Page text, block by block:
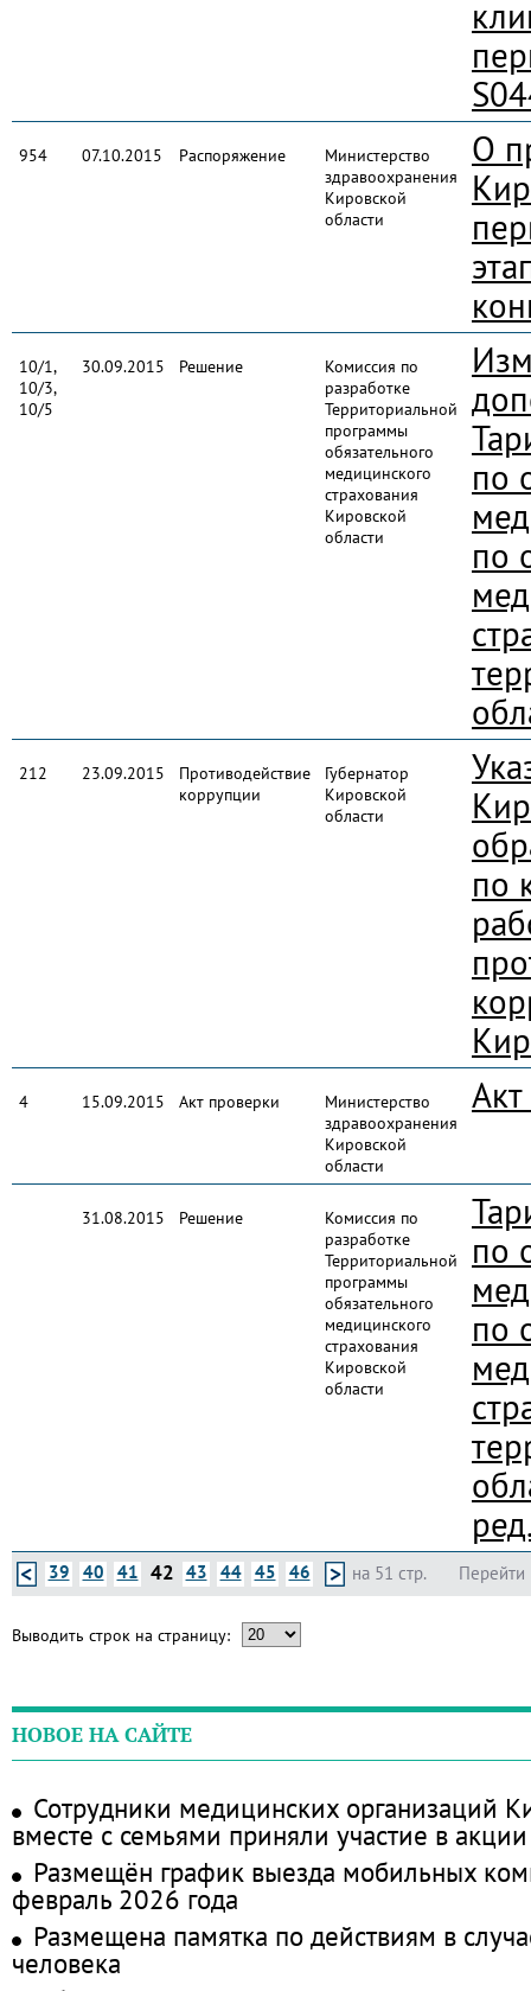
954 07.10.2015 Распоряжение
Министерство
здравоохранения
Кировской
области
О
10/1,
10/3,
10/5
30.09.2015 Решение
Комиссия по
разработке
Территориальной
программы
обязательного
медицинского
страхования
Кировской
области
по
по
212 23.09.2015
Противодействие
коррупции
Губернатор
Кировской
области
по
4 15.09.2015 Акт проверки
Министерство
здравоохранения
Кировской
области
31.08.2015 Решение
Комиссия по
разработке
Территориальной
программы
обязательного
медицинского
страхования
Кировской
области
по
по
Перейти
39 40 41 42 43 44 45 46 на 51 стр.
Выводить строк на страницу:
НОВОЕ НА САЙТЕ
Сотрудники медицинских организаций
вместе с семьями приняли участие в
Размещён график выезда мобильных
февраль 2026 года
Размещена памятка по действиям в
человека